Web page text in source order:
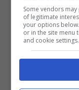
Some vendors
of legitimate
your options
or in the site menu
and cookie settings.